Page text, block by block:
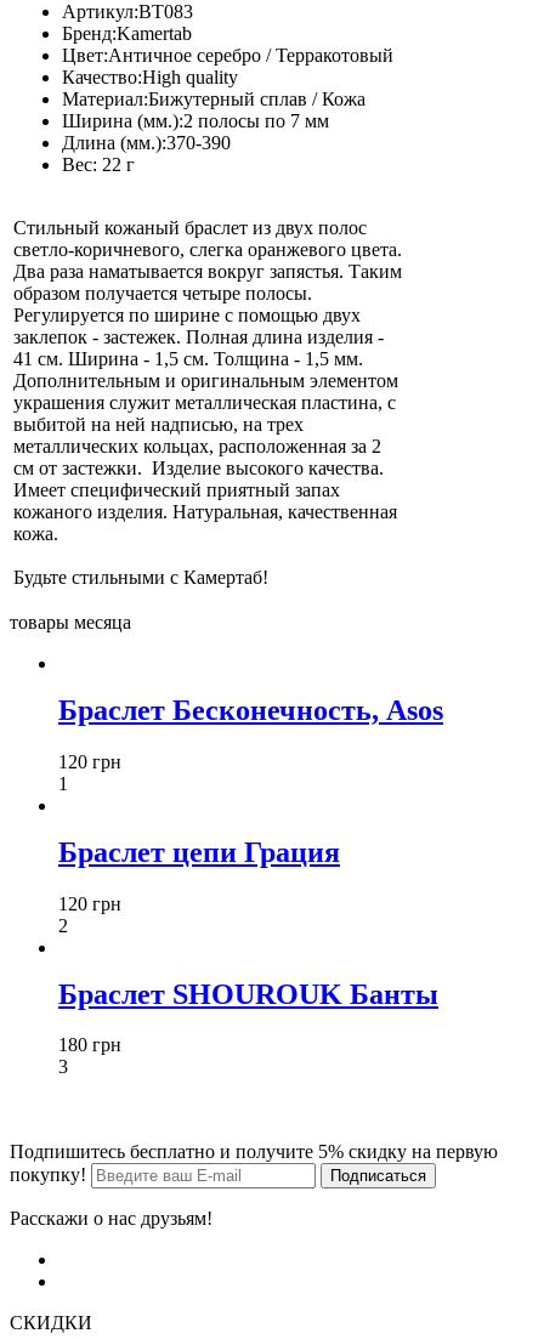
Артикул:BT083
Бренд:Kamertab
Цвет:Античное серебро / Терракотовый
Качество:High quality
Материал:Бижутерный сплав / Кожа
Ширина (мм.):2 полосы по 7 мм
Длина (мм.):370-390
Вес: 22 г
Стильный кожаный браслет из двух полос
светло-коричневого, слегка оранжевого цвета.
Два раза наматывается вокруг запястья. Таким
образом получается четыре полосы.
Регулируется по ширине с помощью двух
заклепок - застежек. Полная длина изделия -
41 см. Ширина - 1,5 см. Толщина - 1,5 мм.
Дополнительным и оригинальным элементом
украшения служит металлическая пластина, с
выбитой на ней надписью, на трех
металлических кольцах, расположенная за 2
см от застежки. Изделие высокого качества.
Имеет специфический приятный запах
кожаного изделия. Натуральная, качественная
кожа.
Будьте стильными с Камертаб!
товары месяца
Браслет Бесконечность, Asos
120 грн
1
Браслет цепи Грация
120 грн
2
Браслет SHOUROUK Банты
180 грн
3
Подпишитесь бесплатно и получите 5% скидку на первую
покупку!
Расскажи о нас друзьям!
СКИДКИ